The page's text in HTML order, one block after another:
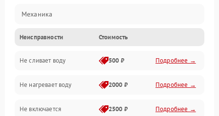
Механика
Управление
Электропитание
Датчики
Нагрев
Неисправности Стоимость
Не сливает воду 500 ₽ Подробнее →
Не нагревает воду 2000 ₽ Подробнее →
Не включается 2500 ₽ Подробнее →